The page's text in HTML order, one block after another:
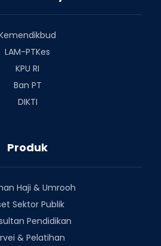
LAM-PTKes
KPU RI
Ban PT
DIKTI
Produk
Haji & Umrooh
Sektor Publik
Pendidikan
& Pelatihan